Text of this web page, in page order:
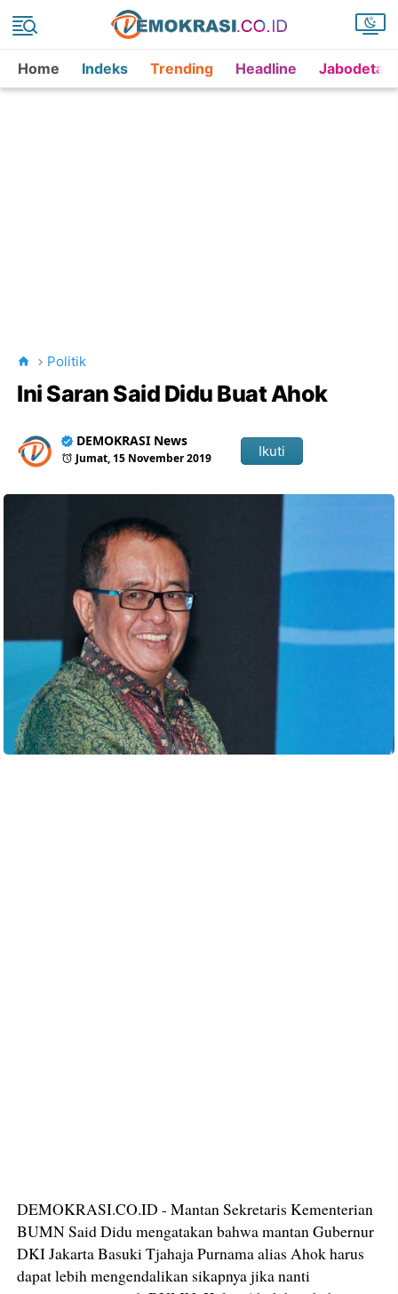
Home Indeks Trending Headline
Politik
Ini Saran Said Didu Buat Ahok
DEMOKRASI News
Jumat, 15 November 2019 Ikuti
DEMOKRASI.CO.ID - Mantan Sekretaris Kementerian
BUMN Said Didu mengatakan bahwa mantan Gubernur
DKI Jakarta Basuki Tjahaja Purnama alias Ahok harus
dapat lebih mengendalikan sikapnya jika nanti